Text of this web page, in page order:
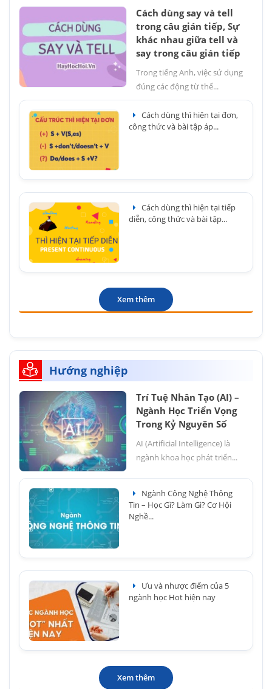
Cách dùng say và tell
trong câu gián tiếp, Sự
khác nhau giữa tell và
say trong câu gián tiếp
Trong tiếng Anh, việc sử dụng
đúng các động từ thể...
Cách dùng thì hiện tại đơn,
công thức và bài tập áp...
Cách dùng thì hiện tại tiếp
diễn, công thức và bài tập...
Xem thêm
Hướng nghiệp
Trí Tuệ Nhân Tạo (AI) –
Ngành Học Triển Vọng
Trong Kỷ Nguyên Số
AI (Artificial Intelligence) là
ngành khoa học phát triển...
Ngành Công Nghệ Thông
Tin – Học Gì? Làm Gì? Cơ Hội
Nghề...
Ưu và nhược điểm của 5
ngành học Hot hiện nay
Xem thêm